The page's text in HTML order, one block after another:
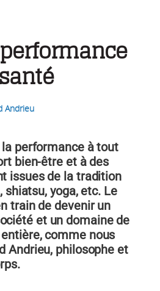
Andrieu
performance à tout
bien-être et à des
issues de la tradition
shiatsu, yoga, etc. Le
train de devenir un
et un domaine de
comme nous
Andrieu, philosophe et